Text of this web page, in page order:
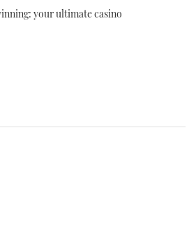
your ultimate casino